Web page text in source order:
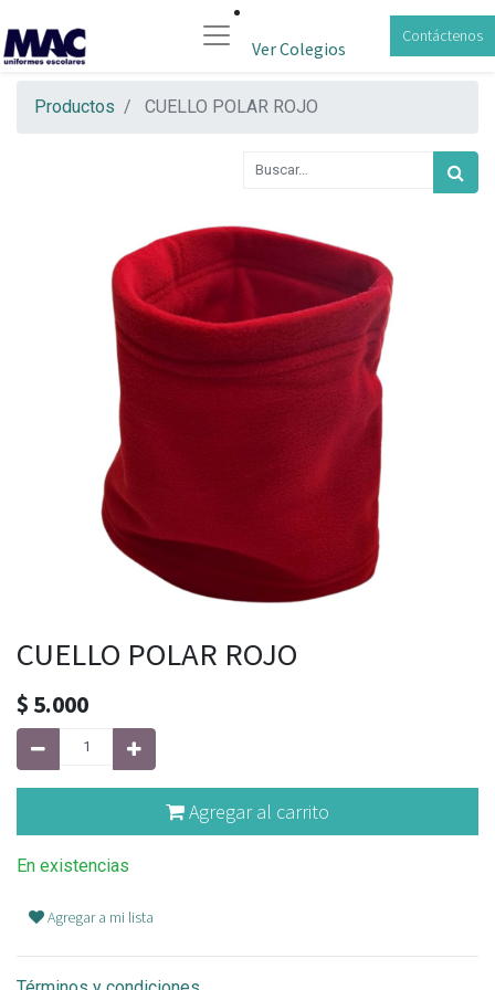
Ver Colegios
Contáctenos
Productos CUELLO POLAR ROJO
CUELLO POLAR ROJO
$ 5.000
Agregar al carrito
En existencias
Agregar a mi lista